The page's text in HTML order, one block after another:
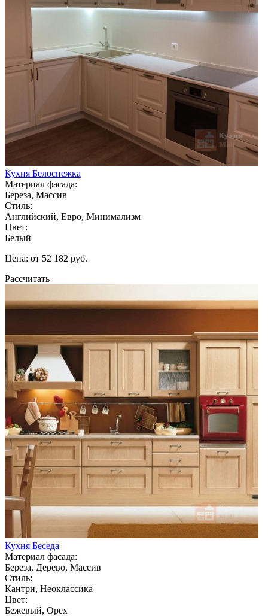
Кухня Белоснежка
Материал фасада:
Береза, Массив
Стиль:
Английский, Евро, Минимализм
Цвет:
Белый
Цена: от 52 182 руб.
Рассчитать
Кухня Беседа
Материал фасада:
Береза, Дерево, Массив
Стиль:
Кантри, Неоклассика
Цвет:
Бежевый, Орех